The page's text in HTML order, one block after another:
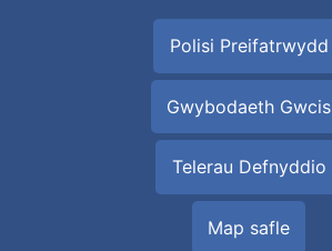
Polisi Preifatrwydd
Gwybodaeth Gwcis
Telerau Defnyddio
Map safle